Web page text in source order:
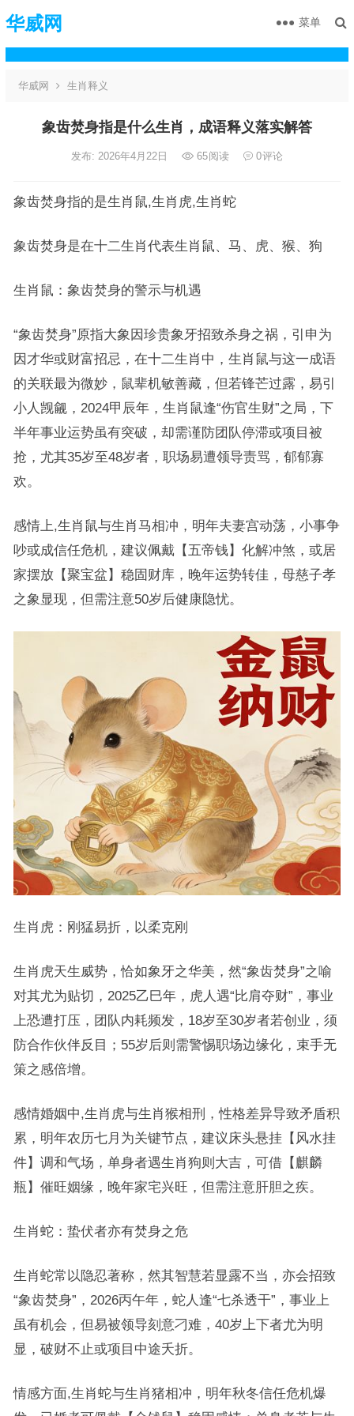
华威网 菜单
华威网 生肖释义
象齿焚身指是什么生肖，成语释义落实解答
发布: 2026年4月22日 65阅读 0评论
象齿焚身指的是生肖鼠,生肖虎,生肖蛇
象齿焚身是在十二生肖代表生肖鼠、马、虎、猴、狗
生肖鼠：象齿焚身的警示与机遇
“象齿焚身”原指大象因珍贵象牙招致杀身之祸，引申为
因才华或财富招忌，在十二生肖中，生肖鼠与这一成语
的关联最为微妙，鼠辈机敏善藏，但若锋芒过露，易引
小人觊觎，2024甲辰年，生肖鼠逢“伤官生财”之局，下
半年事业运势虽有突破，却需谨防团队停滞或项目被
抢，尤其35岁至48岁者，职场易遭领导责骂，郁郁寡
欢。
感情上,生肖鼠与生肖马相冲，明年夫妻宫动荡，小事争
吵或成信任危机，建议佩戴【五帝钱】化解冲煞，或居
家摆放【聚宝盆】稳固财库，晚年运势转佳，母慈子孝
之象显现，但需注意50岁后健康隐忧。
生肖虎：刚猛易折，以柔克刚
生肖虎天生威势，恰如象牙之华美，然“象齿焚身”之喻
对其尤为贴切，2025乙巳年，虎人遇“比肩夺财”，事业
上恐遭打压，团队内耗频发，18岁至30岁者若创业，须
防合作伙伴反目；55岁后则需警惕职场边缘化，束手无
策之感倍增。
感情婚姻中,生肖虎与生肖猴相刑，性格差异导致矛盾积
累，明年农历七月为关键节点，建议床头悬挂【风水挂
件】调和气场，单身者遇生肖狗则大吉，可借【麒麟
瓶】催旺姻缘，晚年家宅兴旺，但需注意肝胆之疾。
生肖蛇：蛰伏者亦有焚身之危
生肖蛇常以隐忍著称，然其智慧若显露不当，亦会招致
“象齿焚身”，2026丙午年，蛇人逢“七杀透干”，事业上
虽有机会，但易被领导刻意刁难，40岁上下者尤为明
显，破财不止或项目中途夭折。
情感方面,生肖蛇与生肖猪相冲，明年秋冬信任危机爆